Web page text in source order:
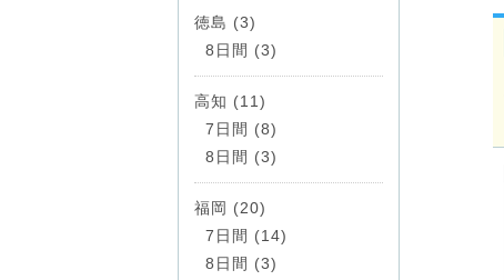
徳島 (3)
8日間 (3)
高知 (11)
7日間 (8)
8日間 (3)
福岡 (20)
7日間 (14)
8日間 (3)